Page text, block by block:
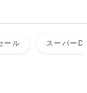
ール スーパー